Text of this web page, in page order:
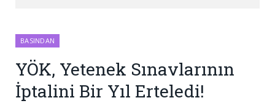
BASINDAN
YÖK, Yetenek Sınavlarının
İptalini Bir Yıl Erteledi!